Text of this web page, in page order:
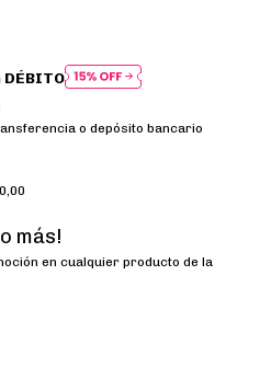
DÉBITO
o depósito bancario
más!
en cualquier producto de la